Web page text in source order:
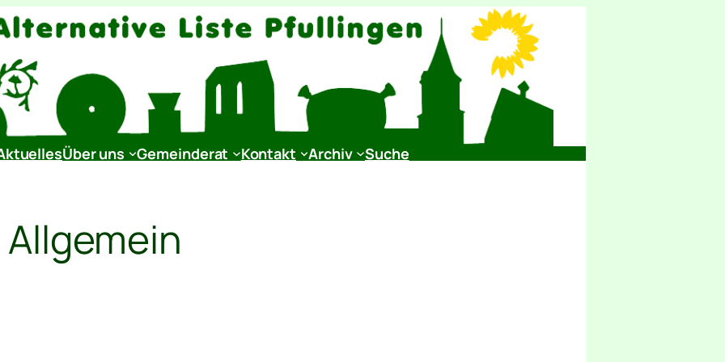
Über uns Gemeinderat Kontakt Archiv Suche
Allgemein